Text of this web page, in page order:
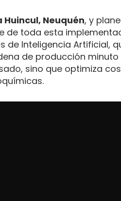
Huincul, Neuquén, y
de toda esta
Inteligencia Artificial,
de producción minuto
sino que optimiza